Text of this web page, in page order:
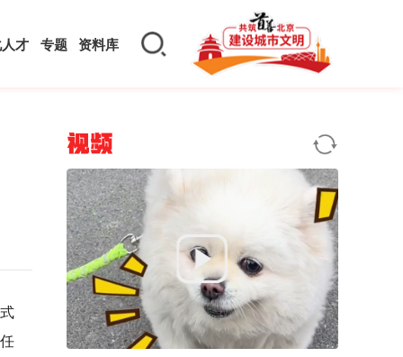
才 专题 资料库
视频